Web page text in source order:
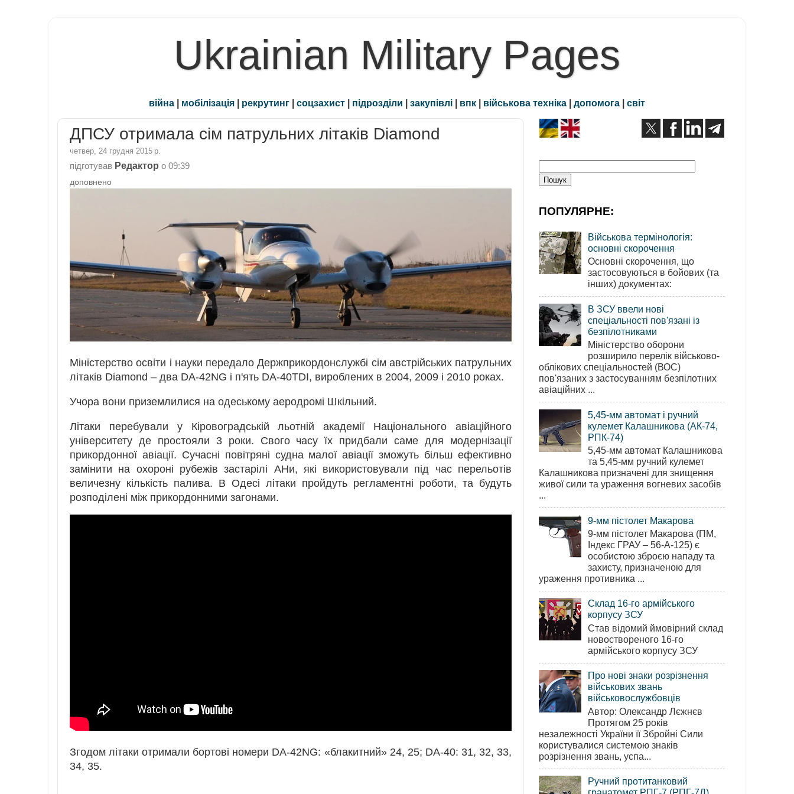
Ukrainian Military Pages
війна | мобілізація | рекрутинг | соцзахист | підрозділи | закупівлі | впк | військова техніка | допомога | світ
ДПСУ отримала сім патрульних літаків Diamond
четвер, 24 грудня 2015 р.
підготував Редактор о 09:39
доповнено
Міністерство освіти і науки передало Держприкордонслужбі сім австрійських патрульних
літаків Diamond – два DA-42NG і п'ять DA-40TDI, вироблених в 2004, 2009 і 2010 роках.
Учора вони приземлилися на одеському аеродромі Шкільний.
Літаки перебували у Кіровоградській льотній академії Національного авіаційного
університету де простояли 3 роки. Свого часу їх придбали саме для модернізації
прикордонної авіації. Сучасні повітряні судна малої авіації зможуть більш ефективно
замінити на охороні рубежів застарілі АНи, які використовували під час перельотів
величезну кількість палива. В Одесі літаки пройдуть регламентні роботи, та будуть
розподілені між прикордонними загонами.
Згодом літаки отримали бортові номери DA-42NG: «блакитний» 24, 25; DA-40: 31, 32, 33,
34, 35.
ПОПУЛЯРНЕ:
Військова термінологія:
основні скорочення
Основні скорочення, що
застосовуються в бойових (та
інших) документах:
В ЗСУ ввели нові
спеціальності пов'язані із
безпілотниками
Міністерство оборони
розширило перелік військово-
облікових спеціальностей (ВОС)
пов'язаних з застосуванням безпілотних
авіаційних ...
5,45-мм автомат і ручний
кулемет Калашникова (АК-74,
РПК-74)
5,45-мм автомат Калашникова
та 5,45-мм ручний кулемет
Калашникова призначені для знищення
живої сили та ураження вогневих засобів
...
9-мм пістолет Макарова
9-мм пістолет Макарова (ПМ,
Індекс ГРАУ – 56-А-125) є
особистою зброєю нападу та
захисту, призначеною для
ураження противника ...
Склад 16-го армійського
корпусу ЗСУ
Став відомий ймовірний склад
новоствореного 16-го
армійського корпусу ЗСУ
Про нові знаки розрізнення
військових звань
військовослужбовців
Автор: Олександр Лєжнєв
Протягом 25 років
незалежності України її Збройні Сили
користувалися системою знаків
розрізнення звань, успа...
Ручний протитанковий